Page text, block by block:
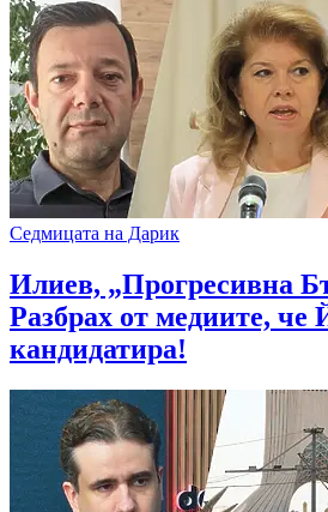
Седмицата на Дарик
Илиев, „Прогресивна
Разбрах от медиите, че
кандидатира!